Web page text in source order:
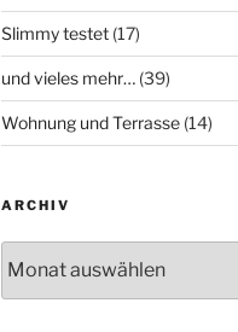
Slimmy testet(17)
und vieles mehr…(39)
Wohnung und Terrasse(14)
ARCHIV